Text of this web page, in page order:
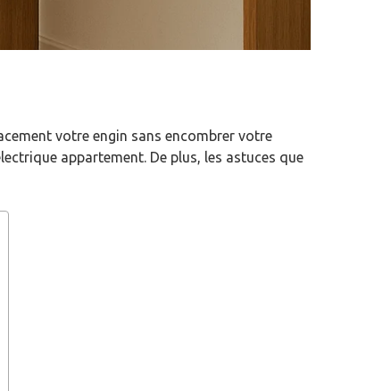
votre engin sans encombrer votre
appartement. De plus, les astuces que